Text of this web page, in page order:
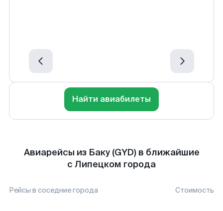
Найти авиабилеты
Авиарейсы из Баку (GYD) в ближайшие
с Липецком города
Рейсы в соседние города Стоимость